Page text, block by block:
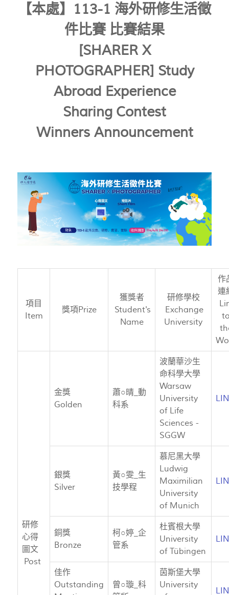
【本處】113-1 海外研修生活徵
件比賽 比賽結果
[SHARER X
PHOTOGRAPHER] Study
Abroad Experience
Sharing Contest
Winners Announcement
項目
Item
獎項Prize
獲獎者
Student's
Name
研修學校
Exchange
University
作
連
研修
心得
圖文
Post
金獎
Golden
蕭○晴_動
科系
波蘭華沙生
命科學大學
Warsaw
University
of Life
Sciences -
SGGW
銀獎
Silver
黃○雯_生
技學程
慕尼黑大學
Ludwig
Maximilian
University
of Munich
銅獎
Bronze
柯○婷_企
管系
杜賓根大學
University
of Tübingen
佳作
Outstanding
曾○璇_科
茵斯堡大學
University